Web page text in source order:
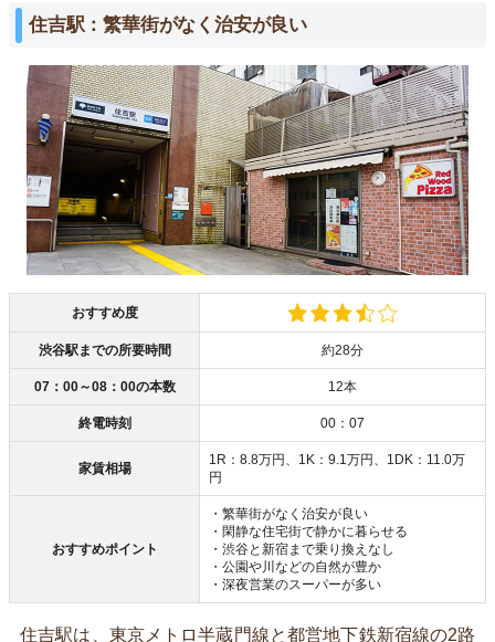
住吉駅：繁華街がなく治安が良い
おすすめ度
渋谷駅までの所要時間 約28分
07：00～08：00の本数 12本
終電時刻 00：07
家賃相場
1R：8.8万円、1K：9.1万円、1DK：11.0万
円
おすすめポイント
・繁華街がなく治安が良い
・閑静な住宅街で静かに暮らせる
・渋谷と新宿まで乗り換えなし
・公園や川などの自然が豊か
・深夜営業のスーパーが多い
住吉駅は、東京メトロ半蔵門線と都営地下鉄新宿線の2路